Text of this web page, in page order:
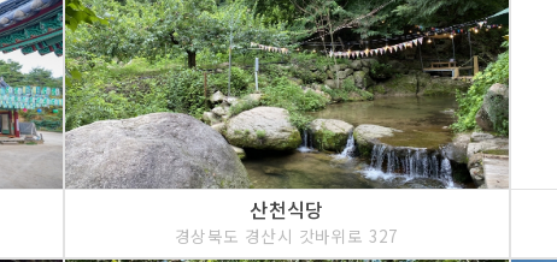
산천식당
경상북도 경산시 갓바위로 327